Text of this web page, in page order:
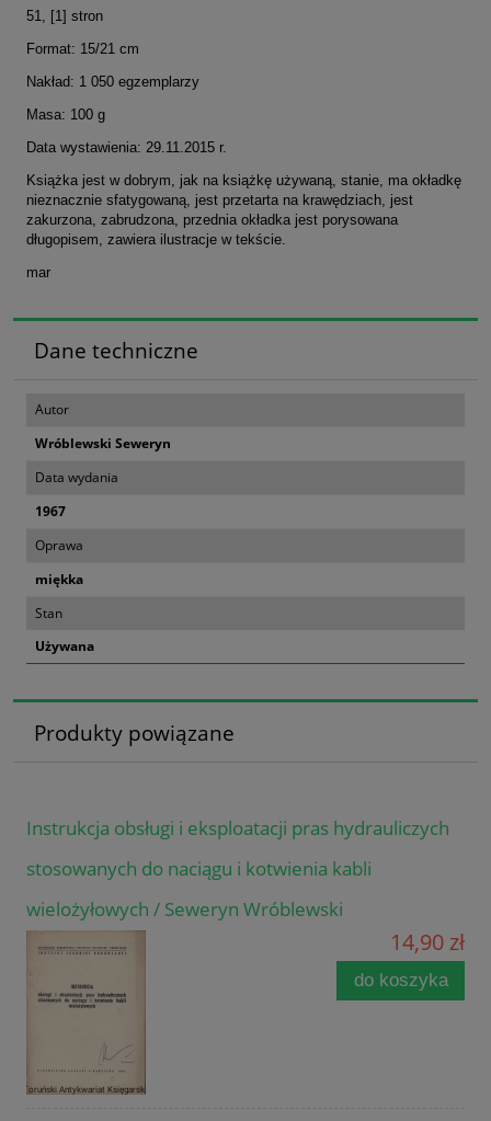
51, [1] stron
Format: 15/21 cm
Nakład: 1 050 egzemplarzy
Masa: 100 g
Data wystawienia: 29.11.2015 r.
Książka jest w dobrym, jak na książkę używaną, stanie, ma okładkę
nieznacznie sfatygowaną, jest przetarta na krawędziach, jest
zakurzona, zabrudzona, przednia okładka jest porysowana
długopisem, zawiera ilustracje w tekście.
mar
Dane techniczne
Autor
Wróblewski Seweryn
Data wydania
1967
Oprawa
miękka
Stan
Używana
Produkty powiązane
Instrukcja obsługi i eksploatacji pras hydrauliczych
stosowanych do naciągu i kotwienia kabli
wielożyłowych / Seweryn Wróblewski
14,90 zł
do koszyka